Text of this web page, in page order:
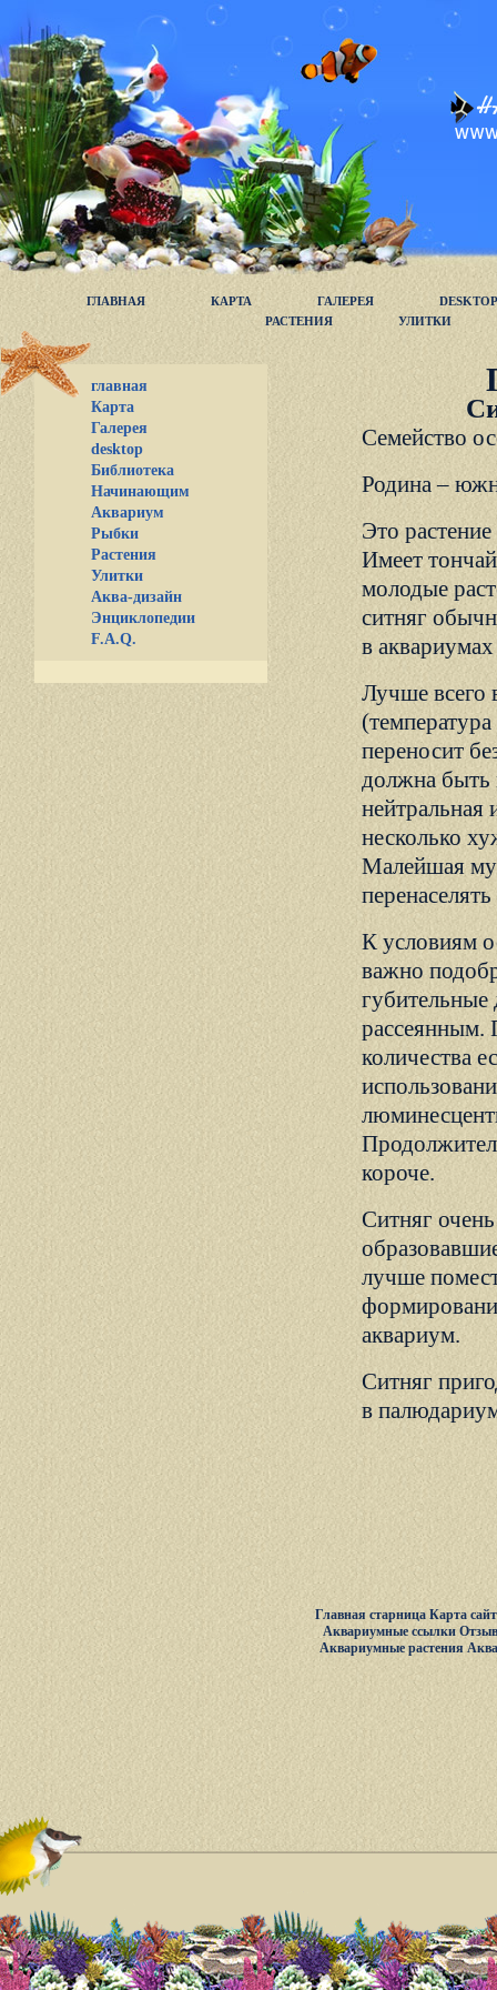
ГЛАВНАЯ КАРТА ГАЛЕРЕЯ
DESKTOP
РАСТЕНИЯ
УЛИТКИ
главная
Карта
Галерея
desktop
Библиотека
Начинающим
Аквариум
Рыбки
Растения
Улитки
Аква-дизайн
Энциклопедии
F.A.Q.
Семейство
Родина –
Это
Имеет
молодые
ситняг
в
Лучше всего
переносит
должна быть
нейтральная
несколько
Малейшая
К условиям
важно
рассеянным.
количества
короче.
Ситняг
лучше
аквариум.
Ситняг
в
Главная старница Карта
Аквариумные ссылки
Аквариумные растения